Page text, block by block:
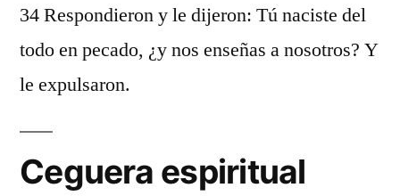
34 Respondieron y le dijeron: Tú naciste del
todo en pecado, ¿y nos enseñas a nosotros? Y
le expulsaron.
Ceguera espiritual